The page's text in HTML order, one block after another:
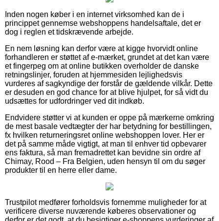
Inden nogen køber i en internet virksomhed kan de i
princippet gennemse webshoppens handelsaftale, det er
dog i reglen et tidskrævende arbejde.
En nem løsning kan derfor være at kigge hvorvidt online
forhandleren er støttet af e-mærket, grundet at det kan være
et fingerpeg om at online butikken overholder de danske
retningslinjer, foruden at hjemmesiden lejlighedsvis
vurderes af sagkyndige der forstår de gældende vilkår. Dette
er desuden en god chance for at blive hjulpet, for så vidt du
udsættes for udfordringer ved dit indkøb.
Endvidere støtter vi at kunden er oppe på mærkerne omkring
de mest basale vedtægter der har betydning for bestillingen,
fx hvilken returneringsret online webshoppen lover. Her er
det på samme måde vigtigt, at man til enhver tid opbevarer
ens faktura, så man fremadrettet kan bevidne sin ordre af
Chimay, Rood – Fra Belgien, uden hensyn til om du søger
produkter til en herre eller dame.
Trustpilot medfører forholdsvis fornemme muligheder for at
verificere diverse nuværende køberes observationer og